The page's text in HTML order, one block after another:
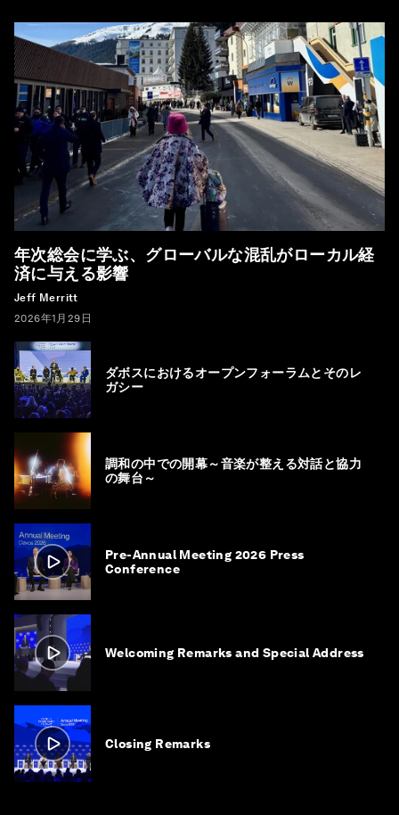
年次総会に学ぶ、グローバルな混乱がローカル経
済に与える影響
Jeff Merritt
2026年1月29日
ダボスにおけるオープンフォーラムとそのレ
ガシー
調和の中での開幕～音楽が整える対話と協力
の舞台～
Pre-Annual Meeting 2026 Press
Conference
Welcoming Remarks and Special Address
Closing Remarks